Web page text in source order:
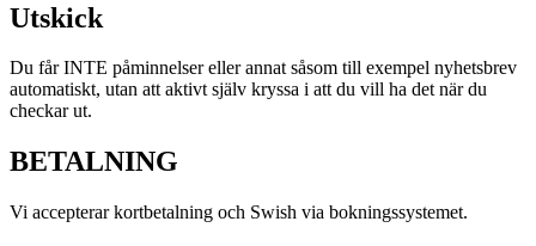
Utskick
Du får INTE påminnelser eller annat såsom till exempel nyhetsbrev
automatiskt, utan att aktivt själv kryssa i att du vill ha det när du
checkar ut.
BETALNING
Vi accepterar kortbetalning och Swish via bokningssystemet.